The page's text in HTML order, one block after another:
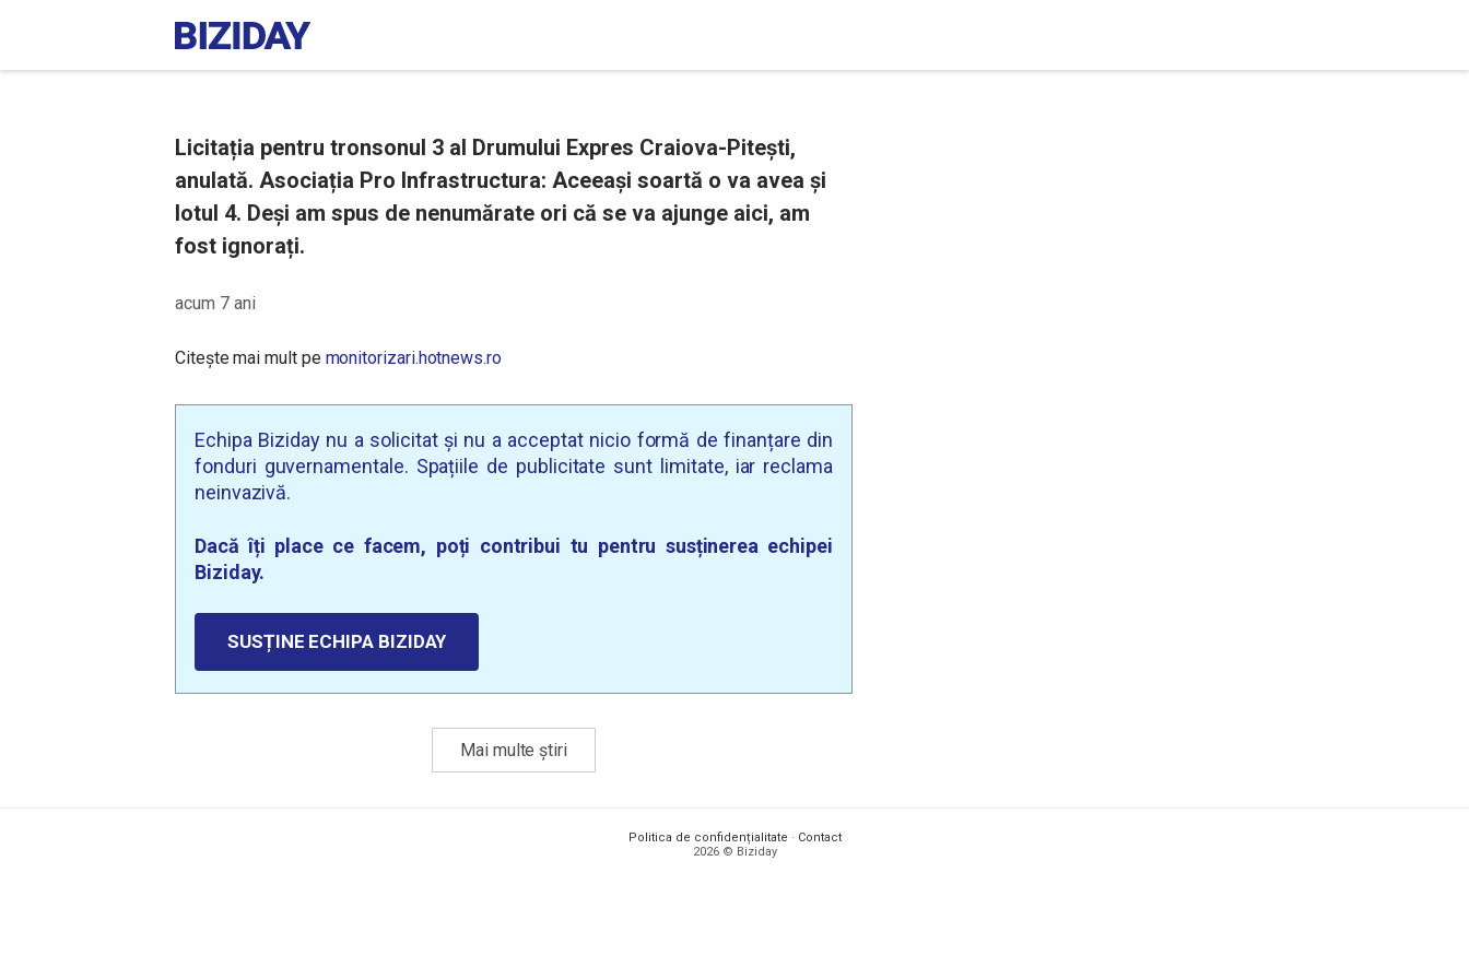
Licitația pentru tronsonul 3 al Drumului Expres Craiova-Pitești,
anulată. Asociația Pro Infrastructura: Aceeași soartă o va avea și
lotul 4. Deși am spus de nenumărate ori că se va ajunge aici, am
fost ignorați.
acum 7 ani
Citește mai mult pe monitorizari.hotnews.ro
Echipa Biziday nu a solicitat și nu a acceptat nicio formă de finanțare din
fonduri guvernamentale. Spațiile de publicitate sunt limitate, iar reclama
neinvazivă.
Dacă îți place ce facem, poți contribui tu pentru susținerea echipei
Biziday.
SUSȚINE ECHIPA BIZIDAY
Mai multe știri
Politica de confidențialitate · Contact
2026 © Biziday